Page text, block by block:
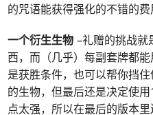
的咒语能获得强化的不错的费
一个衍生生物 –礼赠的挑战就
西，而（几乎）每副套牌都
是获胜条件，也可以帮你挡
的生物，但最后还是决定使
点太强，所以在最后的版本